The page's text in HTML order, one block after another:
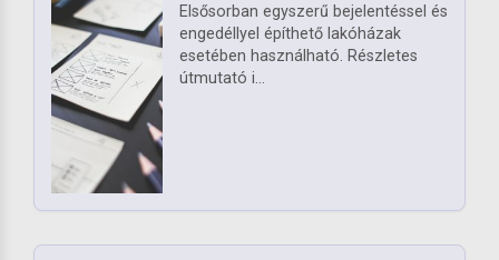
Elsősorban egyszerű bejelentéssel és
engedéllyel építhető lakóházak
esetében használható. Részletes
útmutató i...